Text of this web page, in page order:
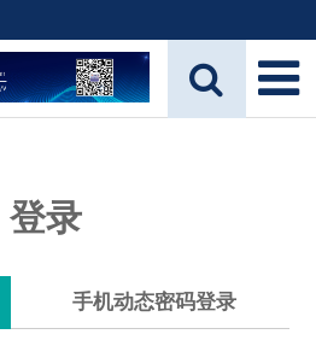
登录
手机动态密码登录